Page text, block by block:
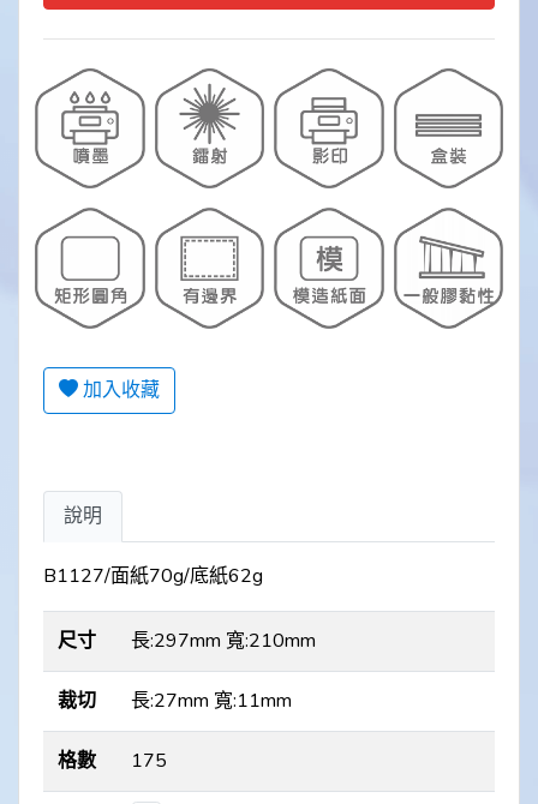
加入收藏
說明
B1127/面紙70g/底紙62g
尺寸 長:297mm 寬:210mm
裁切 長:27mm 寬:11mm
格數 175